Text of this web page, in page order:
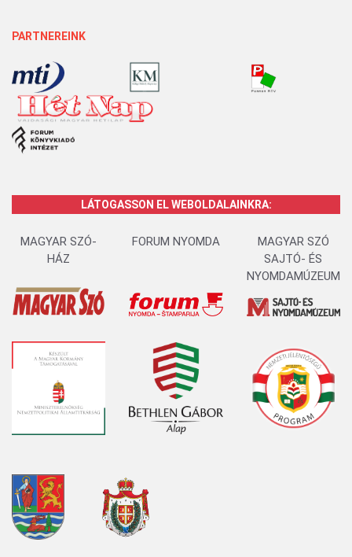
PARTNEREINK
LÁTOGASSON EL WEBOLDALAINKRA:
MAGYAR SZÓ-
HÁZ
FORUM NYOMDA
MAGYAR SZÓ
SAJTÓ- ÉS
NYOMDAMÚZEUM